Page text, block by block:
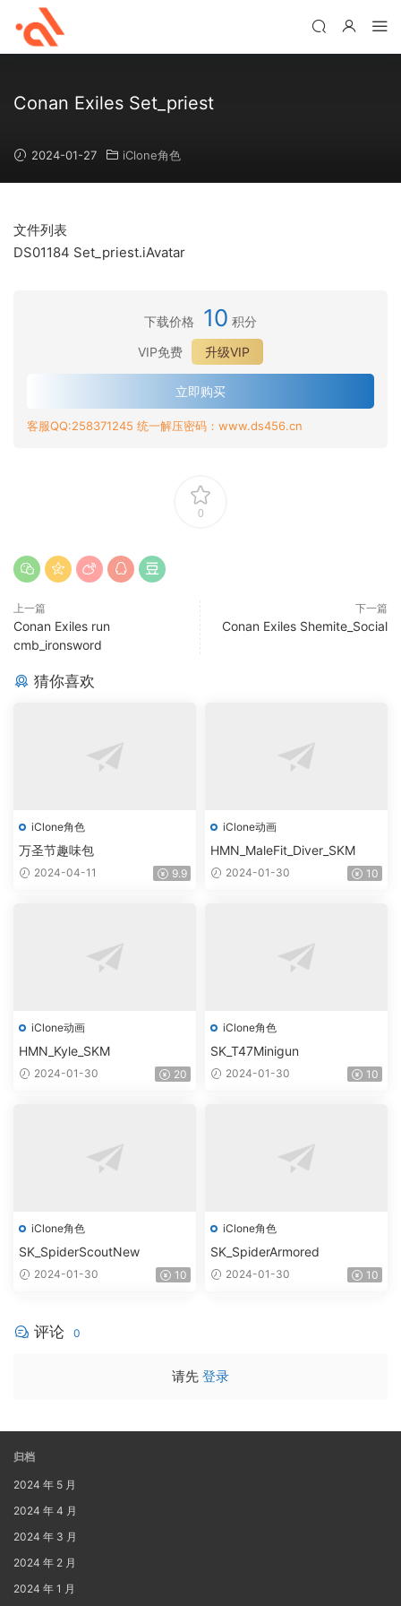
Conan Exiles Set_priest
2024-01-27 iClone角色
文件列表
DS01184 Set_priest.iAvatar
下载价格 10 积分
VIP免费
升级VIP
立即购买
客服QQ:258371245 统一解压密码：www.ds456.cn
0
上一篇
Conan Exiles run
cmb_ironsword
下一篇
Conan Exiles Shemite_Social
猜你喜欢
iClone角色
万圣节趣味包
2024-04-11 9.9
iClone动画
HMN_MaleFit_Diver_SKM
2024-01-30 10
iClone动画
HMN_Kyle_SKM
2024-01-30 20
iClone角色
SK_T47Minigun
2024-01-30 10
iClone角色
SK_SpiderScoutNew
2024-01-30 10
iClone角色
SK_SpiderArmored
2024-01-30 10
评论 0
请先 登录
归档
2024 年 5 月
2024 年 4 月
2024 年 3 月
2024 年 2 月
2024 年 1 月